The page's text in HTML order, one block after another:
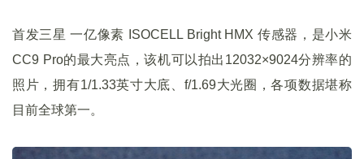
首发三星 一亿像素 ISOCELL Bright HMX 传感器，是小米
CC9 Pro的最大亮点，该机可以拍出12032×9024分辨率的
照片，拥有1/1.33英寸大底、f/1.69大光圈，各项数据堪称
目前全球第一。